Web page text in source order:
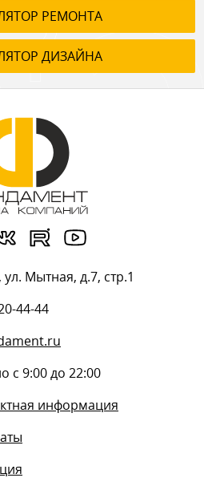
РЕМОНТА
ДИЗАЙНА
, ул. Мытная, д.7, стр.1
44-44
с 9:00 до 22:00
информация